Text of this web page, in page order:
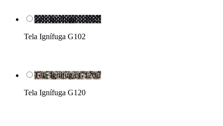
Tela Ignífuga G102
Tela Ignífuga G102
Tela Ignífuga G120
Tela Ignífuga G120